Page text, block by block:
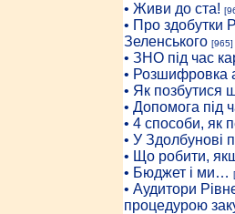
• Живи до ста!
• Про здобутки
Зеленського [965]
• ЗНО під час
• Розшифровка
• Як позбутися
• Допомога під
• 4 способи, як
• У Здолбунові
• Що робити,
• Бюджет і ми…
• Аудитори
процедурою